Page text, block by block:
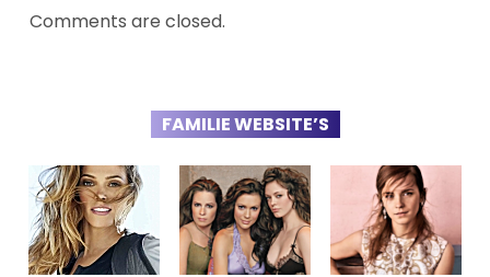
Comments are closed.
FAMILIE WEBSITE’S